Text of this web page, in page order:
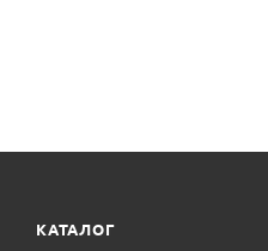
КАТАЛОГ